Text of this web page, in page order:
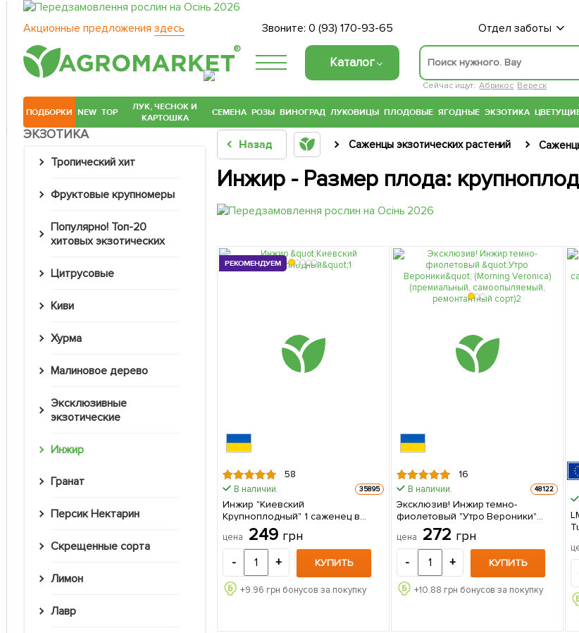
Акционные предложения здесь Звоните:0 (93) 170-93-65 Отдел заботы
®
Каталог
Сейчас ищут: Абрикос Вереск
ПОДБОРКИ NEW TOP
ЛУК, ЧЕСНОК И
КАРТОШКА
СЕМЕНА РОЗЫ ВИНОГРАД ЛУКОВИЦЫ ПЛОДОВЫЕ ЯГОДНЫЕ ЭКЗОТИКА
ЭКЗОТИКА
Тропический хит
Фруктовые крупномеры
Популярно! Топ-20
хитовых экзотических
Цитрусовые
Киви
Хурма
Малиновое дерево
Эксклюзивные
экзотические
Инжир
Гранат
Персик Нектарин
Скрещенные сорта
Лимон
Лавр
Назад Саженцы экзотических растений
Инжир - Размер плода:
РЕКОМЕНДУЕМ
58
В наличии. 35895
Инжир "Киевский
Крупноплодный" 1 саженец в
упаковке
цена 249 грн
- + КУПИТЬ
+9.96 грн бонусов за покупку
16
В наличии. 48122
Эксклюзив! Инжир темно-
фиолетовый "Утро Вероники"
(Morning Veronica) (премиальный,
самоопыляемый, ремонтантный
сорт) 1 саженец в упаковке
цена 272 грн
- + КУПИТЬ
+10.88 грн бонусов за покупку
США)